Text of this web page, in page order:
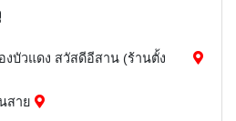
งบัวแดง สวัสดีอีสาน (ร้านตั้ง
สาย